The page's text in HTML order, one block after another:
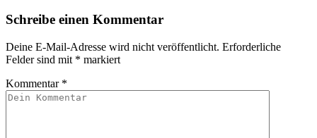
Schreibe einen Kommentar
Deine E-Mail-Adresse wird nicht veröffentlicht. Erforderliche
Felder sind mit * markiert
Kommentar *